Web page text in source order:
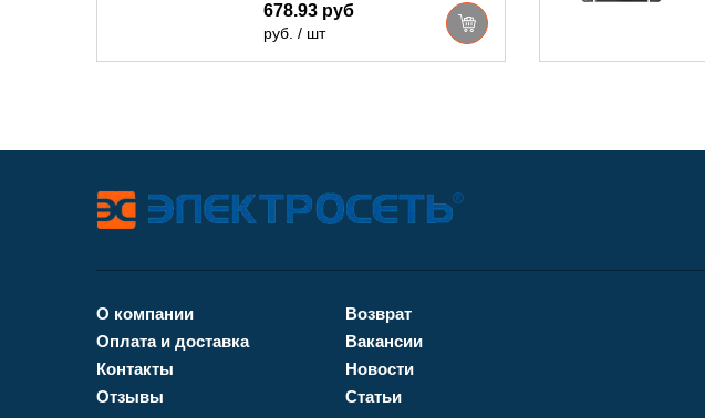
678.93 руб
руб. / шт
О компании
Оплата и доставка
Контакты
Отзывы
Возврат
Вакансии
Новости
Статьи